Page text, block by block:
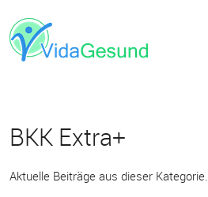
BKK Extra+
Aktuelle Beiträge aus dieser Kategorie.